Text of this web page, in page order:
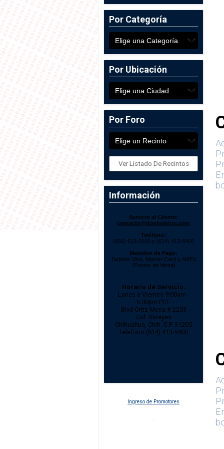
Por Categoría
Por Ubicación
Por Foro
Ver Listado De Recintos
Información
Servicio al Cliente:
contacto@donboleton.com
Teléfono:
(656) 613-0100 y (614) 413-5400
Metodos de Pago:
Tarjetas Visa, Master Card y AMEX
(Puntos de Venta)
Horario de Servicio:
Lunes a Viernes 9:00am -
6:00pm PST
Blvd Ortiz Mena # 2203
Col. Virreyes
Chihuahua, Chih. C.P. 31205
Telefono (614) 413-5400
Ingreso de Promotores